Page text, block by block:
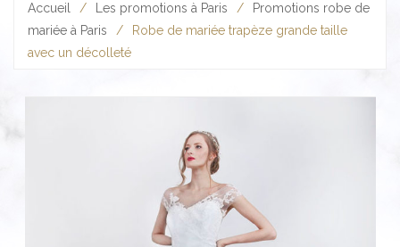
Accueil / Les promotions à Paris /
Promotions robe de
mariée à Paris
/
Robe de mariée trapèze grande taille
avec un décolleté